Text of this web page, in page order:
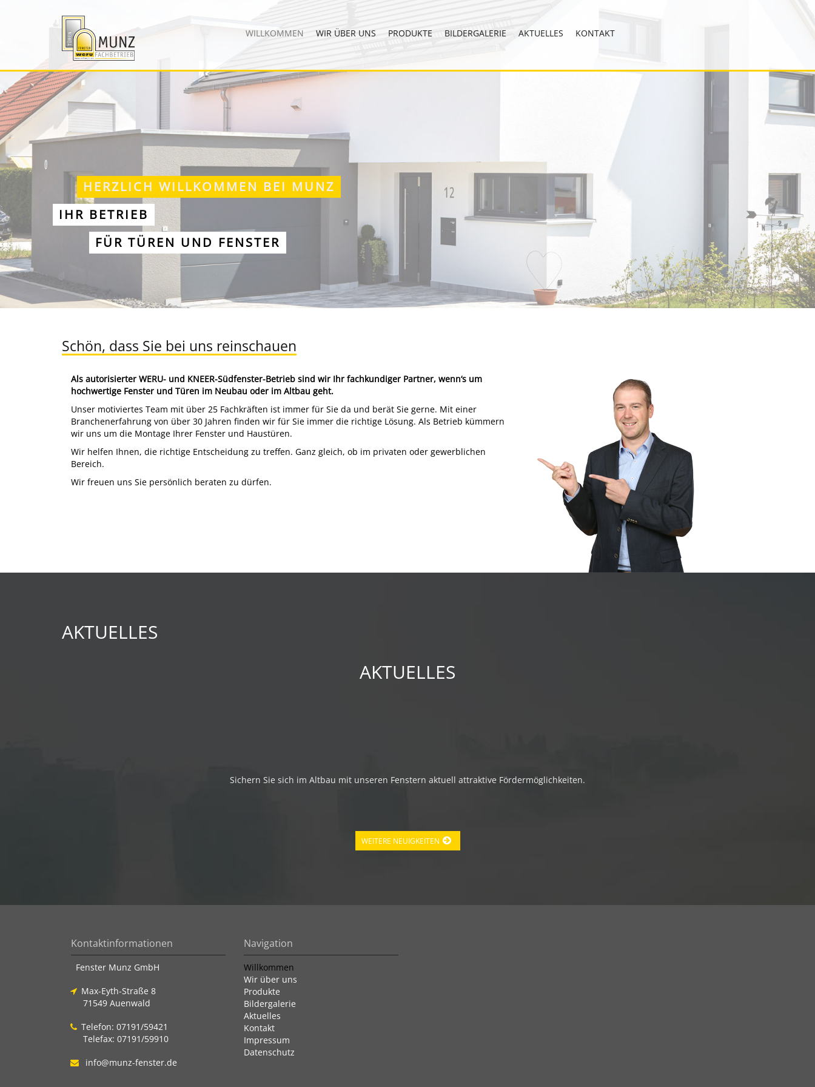
WILLKOMMEN WIR ÜBER UNS PRODUKTE BILDERGALERIE AKTUELLES KONTAKT
HERZLICH WILLKOMMEN BEI MUNZ
IHR BETRIEB
FÜR TÜREN UND FENSTER
Schön, dass Sie bei uns reinschauen
Als autorisierter WERU- und KNEER-Südfenster-Betrieb sind wir Ihr fachkundiger Partner, wenn‘s um
hochwertige Fenster und Türen im Neubau oder im Altbau geht.
Unser motiviertes Team mit über 25 Fachkräften ist immer für Sie da und berät Sie gerne. Mit einer
Branchenerfahrung von über 30 Jahren finden wir für Sie immer die richtige Lösung. Als Betrieb kümmern
wir uns um die Montage Ihrer Fenster und Haustüren.
Wir helfen Ihnen, die richtige Entscheidung zu treffen. Ganz gleich, ob im privaten oder gewerblichen
Bereich.
Wir freuen uns Sie persönlich beraten zu dürfen.
AKTUELLES
AKTUELLES
Sichern Sie sich im Altbau mit unseren Fenstern aktuell attraktive Fördermöglichkeiten.
WEITERE NEUIGKEITEN
Kontaktinformationen
Fenster Munz GmbH
Max-Eyth-Straße 8
71549 Auenwald
Telefon: 07191/59421
Telefax: 07191/59910
info@munz-fenster.de
Navigation
Willkommen
Wir über uns
Produkte
Bildergalerie
Aktuelles
Kontakt
Impressum
Datenschutz